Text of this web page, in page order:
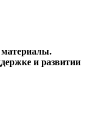
и развитии